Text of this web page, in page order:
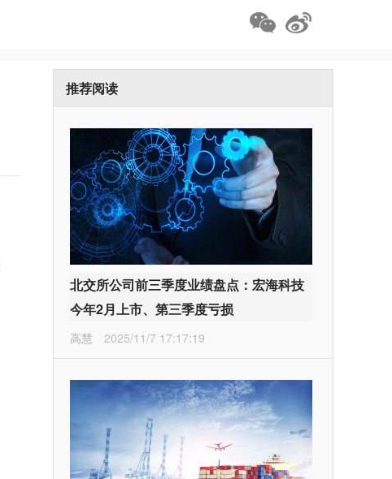
推荐阅读
北交所公司前三季度业绩盘点：宏海科技
今年2月上市、第三季度亏损
高慧 2025/11/7 17:17:19